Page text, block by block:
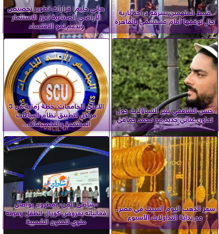
ضبط المتهمين بسرقة دراجة نارية
حال توقفها أمام مستشفى بالقاهرة
هاني حليم: قرارات تطوير تخصيص
الأراضي الصناعية تعزز الاستثمار
وتدعم نمو الاقتصاد
حسن الشافعي يثير التساؤلات حول
تعاون غنائي جديد مع محمد حماقي
الأعلى للجامعات: خطة زمنية من 3
مراحل لتطبيق نظام الساعات
المعتمدة والتخصصات...
سعر الذهب اليوم السبت في مصر..
مع بداية التداولات الأسبوع
«شاطئ الفن» بمطروح يواصل
فعالياته بعروض كورال الطفل وفرقة
ملوي للفنون الشعبية